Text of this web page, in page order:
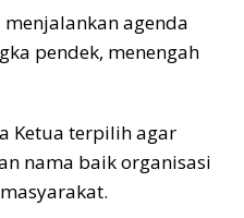
agenda
pendek, menengah
Ketua terpilih agar
nama baik organisasi